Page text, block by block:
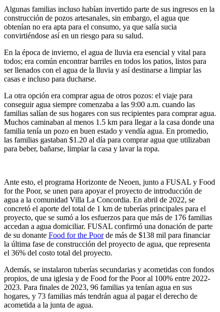
Algunas familias incluso habían invertido parte de sus ingresos en la
construcción de pozos artesanales, sin embargo, el agua que
obtenían no era apta para el consumo, ya que salía sucia
convirtiéndose así en un riesgo para su salud.
En la época de invierno, el agua de lluvia era esencial y vital para
todos; era común encontrar barriles en todos los patios, listos para
ser llenados con el agua de la lluvia y así destinarse a limpiar las
casas e incluso para ducharse.
La otra opción era comprar agua de otros pozos: el viaje para
conseguir agua siempre comenzaba a las 9:00 a.m. cuando las
familias salían de sus hogares con sus recipientes para comprar agua.
Muchos caminaban al menos 1.5 km para llegar a la casa donde una
familia tenía un pozo en buen estado y vendía agua. En promedio,
las familias gastaban $1.20 al día para comprar agua que utilizaban
para beber, bañarse, limpiar la casa y lavar la ropa.
Ante esto, el programa Horizonte de Neoen, junto a FUSAL y Food
for the Poor, se unen para apoyar el proyecto de introducción de
agua a la comunidad Villa La Concordia. En abril de 2022, se
concretó el aporte del total de 1 km de tuberías principales para el
proyecto, que se sumó a los esfuerzos para que más de 176 familias
accedan a agua domiciliar. FUSAL confirmó una donación de parte
de su donante Food for the Poorde más de $138 mil para financiar
la última fase de construcción del proyecto de agua, que representa
el 36% del costo total del proyecto.
Además, se instalaron tuberías secundarias y acometidas con fondos
propios, de una iglesia y de Food for the Poor al 100% entre 2022-
2023. Para finales de 2023, 96 familias ya tenían agua en sus
hogares, y 73 familias más tendrán agua al pagar el derecho de
acometida a la junta de agua.